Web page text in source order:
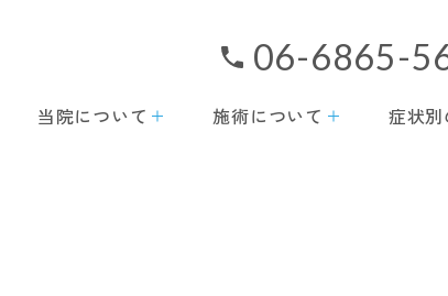
06-6865-
当院について 施術について 症状